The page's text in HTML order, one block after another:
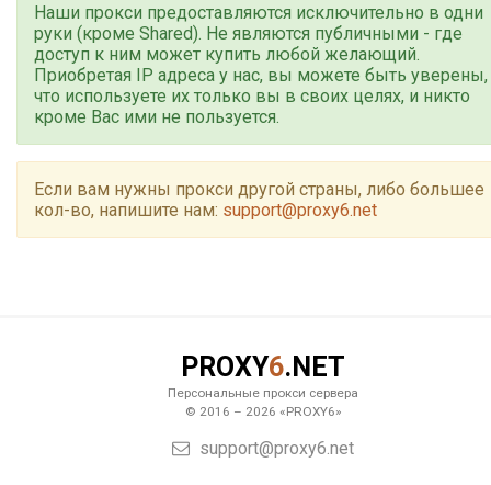
Наши прокси предоставляются исключительно в одни
руки (кроме Shared). Не являются публичными - где
доступ к ним может купить любой желающий.
Приобретая IP адреса у нас, вы можете быть уверены,
что используете их только вы в своих целях, и никто
кроме Вас ими не пользуется.
Если вам нужны прокси другой страны, либо большее
кол-во, напишите нам: support@proxy6.net
PROXY6.NET
Персональные прокси сервера
© 2016 – 2026 «PROXY6»
support@proxy6.net